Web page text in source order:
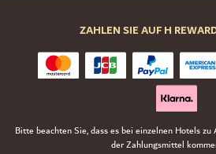
ZAHLEN SIE AUF H
Bitte beachten Sie, dass es bei einzelnen Hotels
der Zahlungsmittel